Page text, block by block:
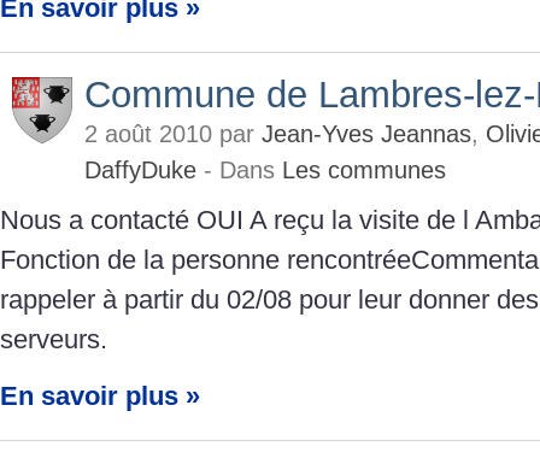
En savoir plus »
Commune de Lambres-
2 août 2010 par Jean-Yves Jeannas,
DaffyDuke - Dans Les communes
Nous a contacté OUI A reçu la visite de l
Fonction de la personne
rappeler à partir du 02/08 pour leur donner
serveurs.
En savoir plus »